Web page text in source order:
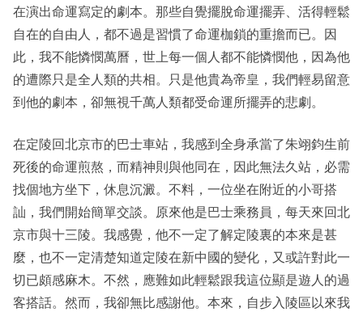
在演出命運寫定的劇本。那些自覺擺脫命運擺弄、活得輕鬆
自在的自由人，都不過是習慣了命運枷鎖的重擔而已。因
此，我不能憐憫萬曆，世上每一個人都不能憐憫他，因為他
的遭際只是全人類的共相。只是他貴為帝皇，我們輕易留意
到他的劇本，卻無視千萬人類都受命運所擺弄的悲劇。
在定陵回北京市的巴士車站，我感到全身承當了朱翊鈞生前
死後的命運煎熬，而精神則與他同在，因此無法久站，必需
找個地方坐下，休息沉澱。不料，一位坐在附近的小哥搭
訕，我們開始簡單交談。原來他是巴士乘務員，每天來回北
京市與十三陵。我感覺，他不一定了解定陵裏的本來是甚
麼，也不一定清楚知道定陵在新中國的變化，又或許對此一
切已頗感麻木。不然，應難如此輕鬆跟我這位顯是遊人的過
客搭話。然而，我卻無比感謝他。本來，自步入陵區以來我